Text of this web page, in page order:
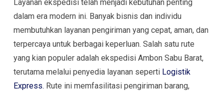
Layanan ekspedisi telah menjadi kebutuhan penting
dalam era modern ini. Banyak bisnis dan individu
membutuhkan layanan pengiriman yang cepat, aman, dan
terpercaya untuk berbagai keperluan. Salah satu rute
yang kian populer adalah ekspedisi Ambon Sabu Barat,
terutama melalui penyedia layanan seperti Logistik
Express. Rute ini memfasilitasi pengiriman barang,